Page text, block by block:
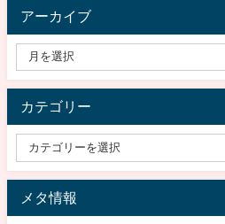
アーカイブ
カテゴリー
メタ情報